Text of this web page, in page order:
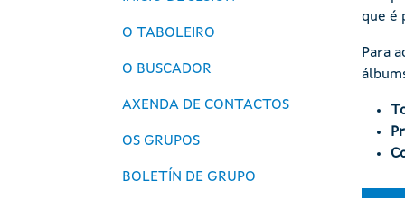
O TABOLEIRO
O BUSCADOR
AXENDA DE CONTACTOS
OS GRUPOS
BOLETÍN DE GRUPO
que é
Para
Imaxe